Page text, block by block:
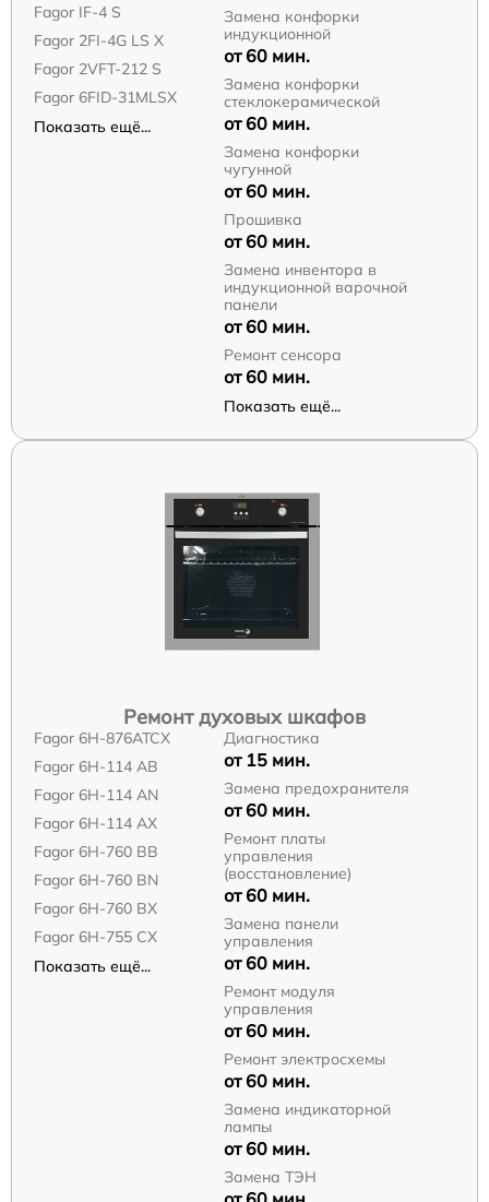
Fagor IF-4 S
Fagor 2FI-4G LS X
Fagor 2VFT-212 S
Fagor 6FID-31MLSX
Показать ещё...
Замена конфорки
индукционной
от 60 мин.
Замена конфорки
стеклокерамической
от 60 мин.
Замена конфорки
чугунной
от 60 мин.
Прошивка
от 60 мин.
Замена инвентора в
индукционной варочной
панели
от 60 мин.
Ремонт сенсора
от 60 мин.
Показать ещё...
Ремонт духовых шкафов
Fagor 6H-876ATCX
Fagor 6H-114 AB
Fagor 6H-114 AN
Fagor 6H-114 AX
Fagor 6H-760 BB
Fagor 6H-760 BN
Fagor 6H-760 BX
Fagor 6H-755 CX
Показать ещё...
Диагностика
от 15 мин.
Замена предохранителя
от 60 мин.
Ремонт платы
управления
(восстановление)
от 60 мин.
Замена панели
управления
от 60 мин.
Ремонт модуля
управления
от 60 мин.
Ремонт электросхемы
от 60 мин.
Замена индикаторной
лампы
от 60 мин.
Замена ТЭН